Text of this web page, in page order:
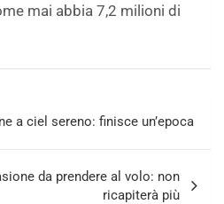
mai abbia 7,2 milioni di
a ciel sereno: finisce un’epoca
da prendere al volo: non
ricapiterà più